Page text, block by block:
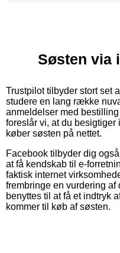
Søsten via
Trustpilot tilbyder stort set
studere en lang række
anmeldelser med
foreslår vi, at du besigtiger
køber søsten på nettet.
Facebook tilbyder dig
at få kendskab til e-
faktisk internet
frembringe en vurdering
benyttes til at få et indtryk
kommer til køb af søsten.